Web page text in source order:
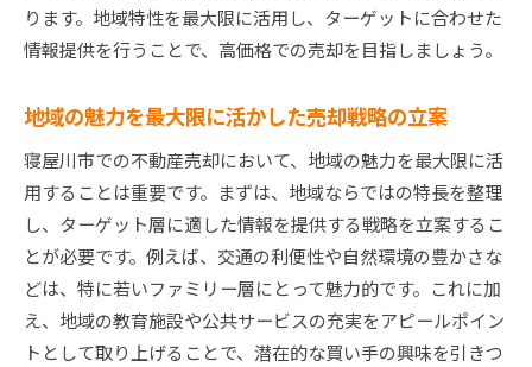
寝屋川市の生活環境を売りにするポイント
地域の文化や歴史を反映させた売却戦略
地域資産を最大限に活かすプロモーション
地域特性を理解し寝屋川市で最適な不動産売却プラ
ンを
寝屋川市特有の不動産売却プランの作成
地域特性に基づくターゲットマーケティング
買い手のニーズに応えるカスタマイズ戦略
売却活動における地域の特性を活かす方法
ります。地域特性を最大限に活用し、ターゲットに合わせた
情報提供を行うことで、高価格での売却を目指しましょう。
地域の魅力を最大限に活かした売却戦略の立案
寝屋川市での不動産売却において、地域の魅力を最大限に活
用することは重要です。まずは、地域ならではの特長を整理
し、ターゲット層に適した情報を提供する戦略を立案するこ
とが必要です。例えば、交通の利便性や自然環境の豊かさな
どは、特に若いファミリー層にとって魅力的です。これに加
え、地域の教育施設や公共サービスの充実をアピールポイン
トとして取り上げることで、潜在的な買い手の興味を引きつ